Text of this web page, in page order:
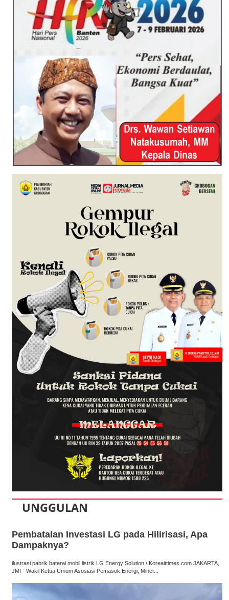
UNGGULAN
Pembatalan Investasi LG pada Hilirisasi, Apa
Dampaknya?
ilustrasi pabrik baterai mobil listrik LG Energy Solution / Koreaittimes.com JAKARTA,
JMI - Wakil Ketua Umum Asosiasi Pemasok Energi, Miner...